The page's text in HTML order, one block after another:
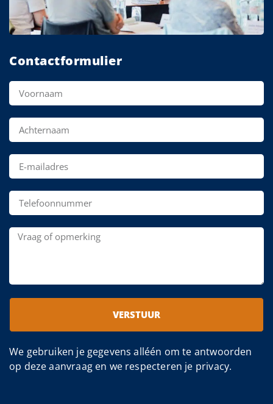
Contactformulier
VERSTUUR
We gebruiken je gegevens alléén om te antwoorden
op deze aanvraag en we respecteren je privacy.